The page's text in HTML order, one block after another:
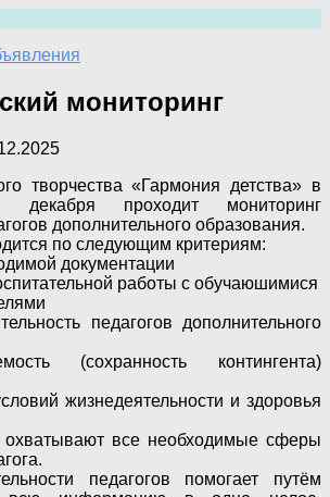
мониторинг
творчества «Гармония детства» в
декабря проходит мониторинг
дополнительного образования.
по следующим критериям:
документации
работы с обучаюшимися
педагогов дополнительного
(сохранность контингента)
жизнедеятельности и здоровья
охватывают все необходимые сферы
педагогов помогает путём